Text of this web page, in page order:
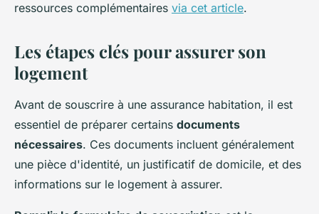
ressources complémentaires via cet article.
Les étapes clés pour assurer son
logement
Avant de souscrire à une assurance habitation, il est
essentiel de préparer certains documents
nécessaires. Ces documents incluent généralement
une pièce d'identité, un justificatif de domicile, et des
informations sur le logement à assurer.